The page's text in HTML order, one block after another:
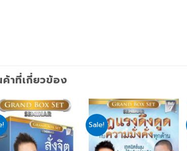
าที่เกี่ยวข้อง
Add
to
wishlist
Sale!
Add
to
wishlist